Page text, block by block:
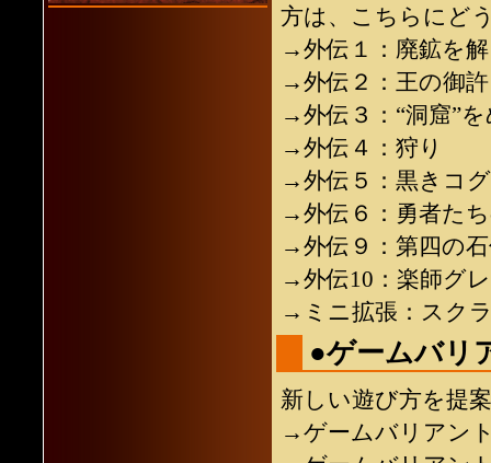
方は、こちらにど
→外伝１：廃鉱を
→外伝２：王の御
→外伝３：“洞窟”
→外伝４：狩り
→外伝５：黒きコ
→外伝６：勇者た
→外伝９：第四の
→外伝10：楽師グ
→ミニ拡張：スク
●ゲームバリ
新しい遊び方を提
→ゲームバリアン